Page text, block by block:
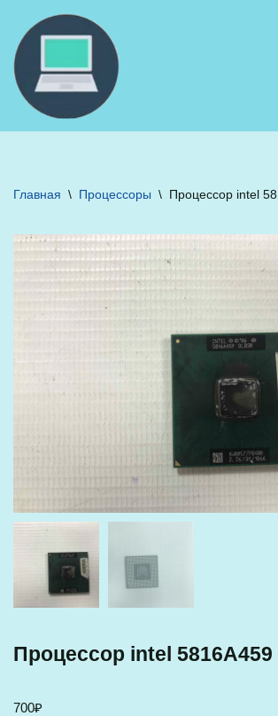
Перейти
к
содержимому
Главная \ Процессоры \ Процессор intel
Процессор intel 5816A459
700₽